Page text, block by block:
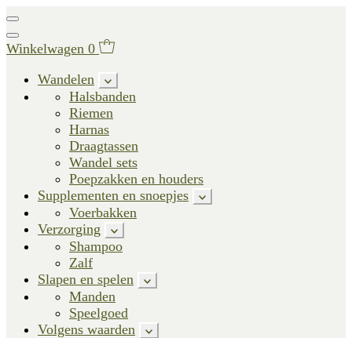
Winkelwagen 0
Wandelen
Halsbanden
Riemen
Harnas
Draagtassen
Wandel sets
Poepzakken en houders
Supplementen en snoepjes
Voerbakken
Verzorging
Shampoo
Zalf
Slapen en spelen
Manden
Speelgoed
Volgens waarden